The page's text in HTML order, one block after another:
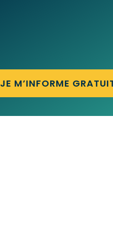
JE M’INFORME